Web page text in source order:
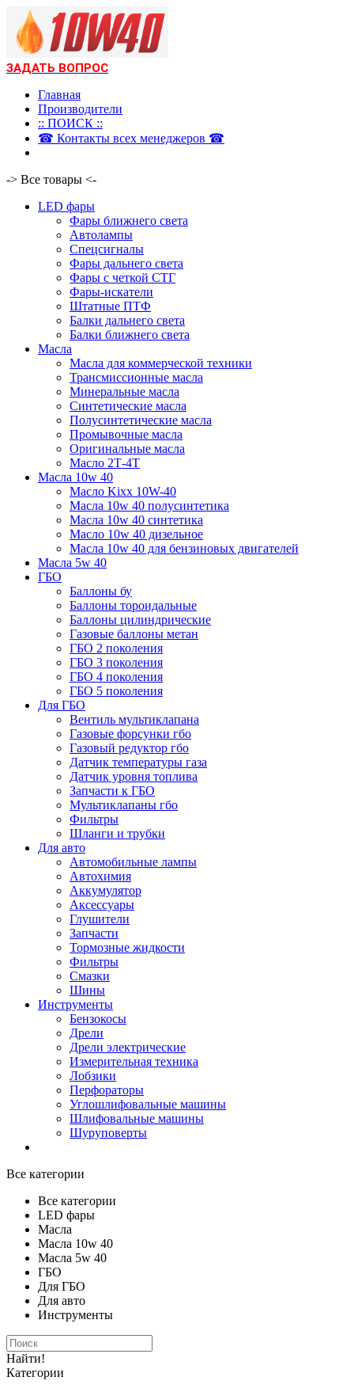
ЗАДАТЬ ВОПРОС
Главная
Производители
:: ПОИСК ::
☎ Контакты всех менеджеров ☎
-> Все товары <-
LED фары
Фары ближнего света
Автолампы
Спецсигналы
Фары дальнего света
Фары с четкой СТГ
Фары-искатели
Штатные ПТФ
Балки дальнего света
Балки ближнего света
Масла
Масла для коммерческой техники
Трансмиссионные масла
Минеральные масла
Синтетические масла
Полусинтетические масла
Промывочные масла
Оригинальные масла
Масло 2Т-4Т
Масла 10w 40
Mасло Kixx 10W-40
Масла 10w 40 полусинтетика
Масла 10w 40 синтетика
Масло 10w 40 дизельное
Масла 10w 40 для бензиновых двигателей
Масла 5w 40
ГБО
Баллоны бу
Баллоны тороидальные
Баллоны цилиндрические
Газовые баллоны метан
ГБО 2 поколения
ГБО 3 поколения
ГБО 4 поколения
ГБО 5 поколения
Для ГБО
Вентиль мультиклапана
Газовые форсунки гбо
Газовый редуктор гбо
Датчик температуры газа
Датчик уровня топлива
Запчасти к ГБО
Мультиклапаны гбо
Фильтры
Шланги и трубки
Для авто
Автомобильные лампы
Автохимия
Аккумулятор
Аксессуары
Глушители
Запчасти
Тормозные жидкости
Фильтры
Смазки
Шины
Инструменты
Бензокосы
Дрели
Дрели электрические
Измерительная техника
Лобзики
Перфораторы
Углошлифовальные машины
Шлифовальные машины
Шуруповерты
Все категории
Все категории
LED фары
Масла
Масла 10w 40
Масла 5w 40
ГБО
Для ГБО
Для авто
Инструменты
Найти!
Категории